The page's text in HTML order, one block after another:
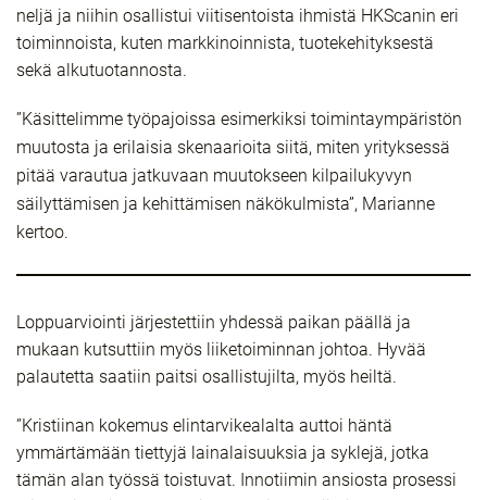
neljä ja niihin osallistui viitisentoista ihmistä HKScanin eri
toiminnoista, kuten markkinoinnista, tuotekehityksestä
sekä alkutuotannosta.
”Käsittelimme työpajoissa esimerkiksi toimintaympäristön
muutosta ja erilaisia skenaarioita siitä, miten yrityksessä
pitää varautua jatkuvaan muutokseen kilpailukyvyn
säilyttämisen ja kehittämisen näkökulmista”, Marianne
kertoo.
Loppuarviointi järjestettiin yhdessä paikan päällä ja
mukaan kutsuttiin myös liiketoiminnan johtoa. Hyvää
palautetta saatiin paitsi osallistujilta, myös heiltä.
”Kristiinan kokemus elintarvikealalta auttoi häntä
ymmärtämään tiettyjä lainalaisuuksia ja syklejä, jotka
tämän alan työssä toistuvat. Innotiimin ansiosta prosessi